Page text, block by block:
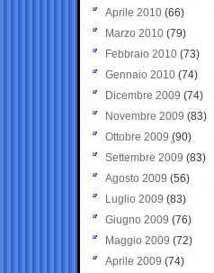
Aprile 2010 (66)
Marzo 2010 (79)
Febbraio 2010 (73)
Gennaio 2010 (74)
Dicembre 2009 (74)
Novembre 2009 (83)
Ottobre 2009 (90)
Settembre 2009 (83)
Agosto 2009 (56)
Luglio 2009 (83)
Giugno 2009 (76)
Maggio 2009 (72)
Aprile 2009 (74)